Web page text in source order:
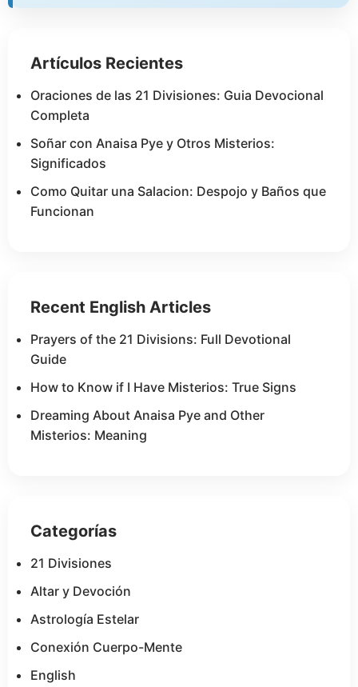
Artículos Recientes
Oraciones de las 21 Divisiones: Guia Devocional
Completa
Soñar con Anaisa Pye y Otros Misterios:
Significados
Como Quitar una Salacion: Despojo y Baños que
Funcionan
Recent English Articles
Prayers of the 21 Divisions: Full Devotional
Guide
How to Know if I Have Misterios: True Signs
Dreaming About Anaisa Pye and Other
Misterios: Meaning
Categorías
21 Divisiones
Altar y Devoción
Astrología Estelar
Conexión Cuerpo-Mente
English